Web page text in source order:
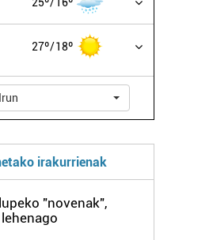
baimenik eskatzen, eta beren
ustez zein helburutarako
horren aurka nola egin
prozesatzeko moduari
eta ezarri zure lehentasunak
unetan alda edo ken dezakezu
adierazpenean.
27º 18º
Irun
irakurrienak
"novenak",